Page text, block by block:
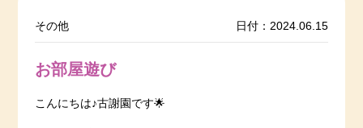
その他 日付：2024.06.15
お部屋遊び
こんにちは♪古謝園です🌟